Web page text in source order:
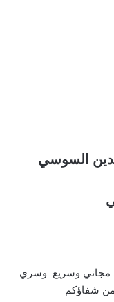
السوسي
مجاني وسريع وسري
شفاؤكم